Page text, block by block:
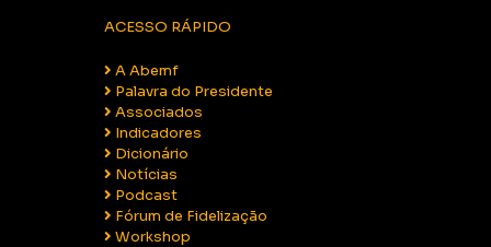
ACESSO RÁPIDO
A Abemf
Palavra do Presidente
Associados
Indicadores
Dicionário
Notícias
Podcast
Fórum de Fidelização
Workshop